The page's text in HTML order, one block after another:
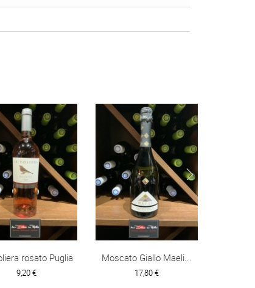
rosato Puglia
9,20 €
Moscato Giallo Maeli...
17,80 €